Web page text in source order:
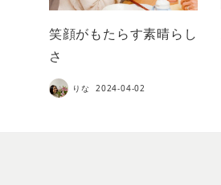
笑顔がもたらす素晴らし
さ
りな 2024-04-02